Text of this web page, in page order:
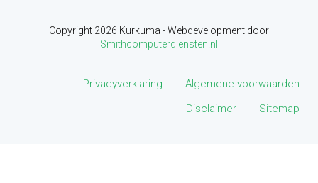
Copyright 2026 Kurkuma - Webdevelopment door
Smithcomputerdiensten.nl
Algemene voorwaarden
Privacyverklaring
Sitemap
Disclaimer